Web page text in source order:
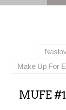
Make Up For
MUFE